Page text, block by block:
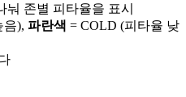
눠 존별 피타율을 표시
음), 파란색 = COLD (피타율 낮